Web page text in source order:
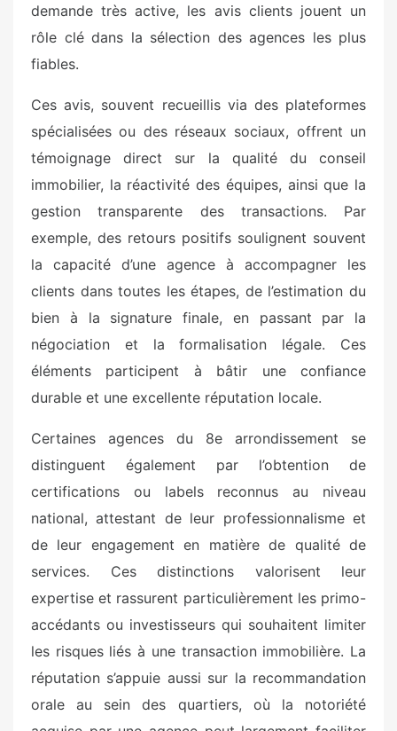
demande très active, les avis clients jouent un
rôle clé dans la sélection des agences les plus
fiables.
Ces avis, souvent recueillis via des plateformes
spécialisées ou des réseaux sociaux, offrent un
témoignage direct sur la qualité du conseil
immobilier, la réactivité des équipes, ainsi que la
gestion transparente des transactions. Par
exemple, des retours positifs soulignent souvent
la capacité d’une agence à accompagner les
clients dans toutes les étapes, de l’estimation du
bien à la signature finale, en passant par la
négociation et la formalisation légale. Ces
éléments participent à bâtir une confiance
durable et une excellente réputation locale.
Certaines agences du 8e arrondissement se
distinguent également par l’obtention de
certifications ou labels reconnus au niveau
national, attestant de leur professionnalisme et
de leur engagement en matière de qualité de
services. Ces distinctions valorisent leur
expertise et rassurent particulièrement les primo-
accédants ou investisseurs qui souhaitent limiter
les risques liés à une transaction immobilière. La
réputation s’appuie aussi sur la recommandation
orale au sein des quartiers, où la notoriété